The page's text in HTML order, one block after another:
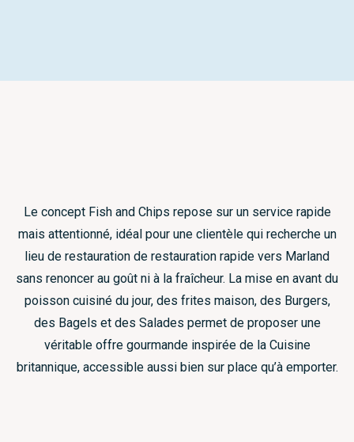
Le concept Fish and Chips repose sur un service rapide
mais attentionné, idéal pour une clientèle qui recherche un
lieu de restauration de restauration rapide vers Marland
sans renoncer au goût ni à la fraîcheur. La mise en avant du
poisson cuisiné du jour, des frites maison, des Burgers,
des Bagels et des Salades permet de proposer une
véritable offre gourmande inspirée de la Cuisine
britannique, accessible aussi bien sur place qu’à emporter.